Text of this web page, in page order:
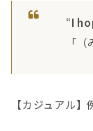
“I
「
【カジュアル】